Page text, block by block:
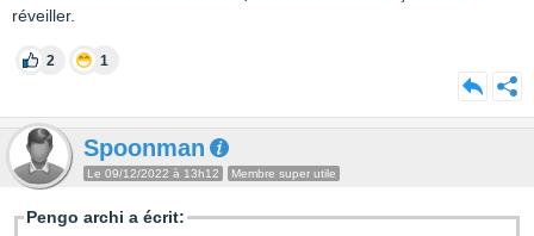
réveiller.
2 1
Spoonman
Le 09/12/2022 à 13h12 Membre super utile
Pengo archi a écrit: